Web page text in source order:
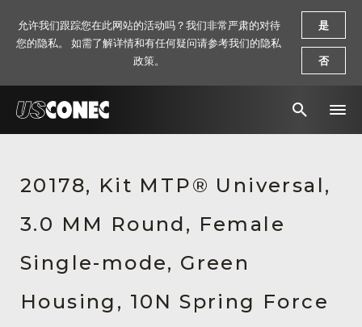
解决方案
产品
资源
关于我们
20178, Kit MTP® Universal,
3.0 MM Round, Female
Single-mode, Green
Housing, 10N Spring Force
允许我们跟踪您在此网站的活动吗？我们非常严肃的对待
您的隐私。 如需了解详情和有任何疑问请参考我们的隐私
政策。
是
否